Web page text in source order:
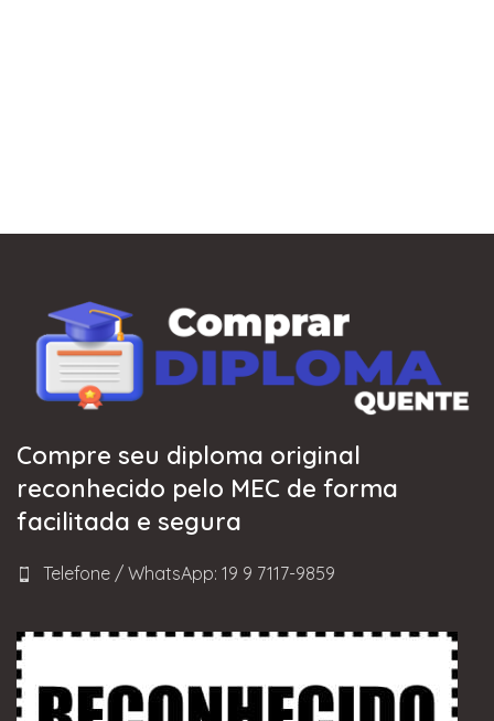
Compre seu diploma original
reconhecido pelo MEC de forma
facilitada e segura
Telefone / WhatsApp: 19 9 7117-9859